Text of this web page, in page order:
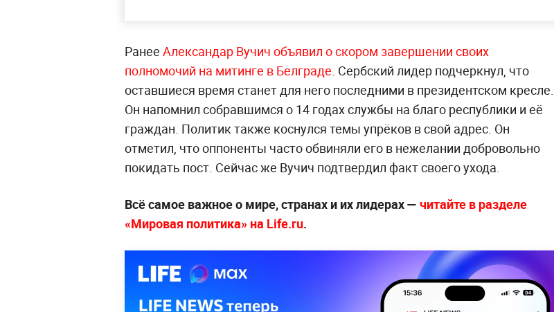
Ранее Александар Вучич объявил о скором завершении своих
полномочий на митинге в Белграде. Сербский лидер подчеркнул, что
оставшиеся время станет для него последними в президентском кресле.
Он напомнил собравшимся о 14 годах службы на благо республики и её
граждан. Политик также коснулся темы упрёков в свой адрес. Он
отметил, что оппоненты часто обвиняли его в нежелании добровольно
покидать пост. Сейчас же Вучич подтвердил факт своего ухода.
Всё самое важное о мире, странах и их лидерах — читайте в разделе
«Мировая политика» на Life.ru.